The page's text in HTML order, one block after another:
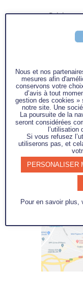
8h00 à
déjeuner
Vous
autour d’un
locaux
moyens
industrielle
Je
Nous et nos
mesures afin
conservons votre
d’avis à tout
gestion des cookies »
notre site. Une
La poursuite de la
seront considérées
l’utilisation
Si vous refusez
utiliserons pas, et
PERSONALISER
Pour en savoir plus,